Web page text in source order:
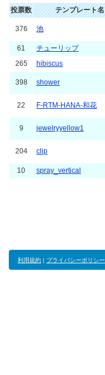
投票数 テンプレート名
376 池
61 チューリップ
265
hibiscus
398 shower
22 F-RTM-HANA-和花
9 jewelryyellow1
204 clip
10 spray_vertical
利用規約 | プライバシーポリシー